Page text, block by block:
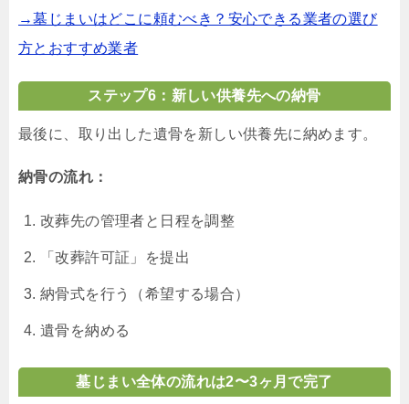
→墓じまいはどこに頼むべき？安心できる業者の選び
方とおすすめ業者
ステップ6：新しい供養先への納骨
最後に、取り出した遺骨を新しい供養先に納めます。
納骨の流れ：
改葬先の管理者と日程を調整
「改葬許可証」を提出
納骨式を行う（希望する場合）
遺骨を納める
墓じまい全体の流れは2〜3ヶ月で完了